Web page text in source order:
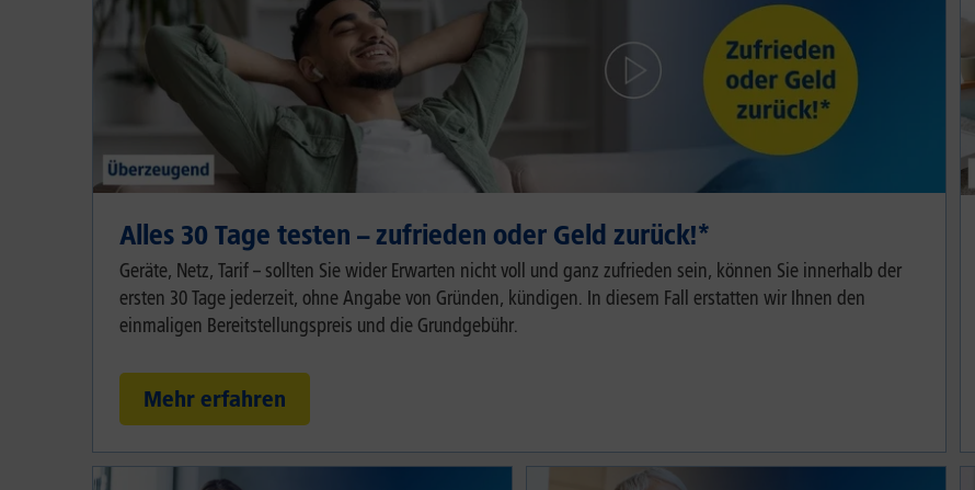
Alles 30 Tage testen – zufrieden oder Geld zurück!⁠*
Geräte, Netz, Tarif – sollten Sie wider Erwarten nicht voll und ganz zufrieden sein, können Sie innerhalb der
ersten 30 Tage jederzeit, ohne Angabe von Gründen, kündigen. In diesem Fall erstatten wir Ihnen den
einmaligen Bereitstellungspreis und die Grundgebühr.
Mehr erfahren